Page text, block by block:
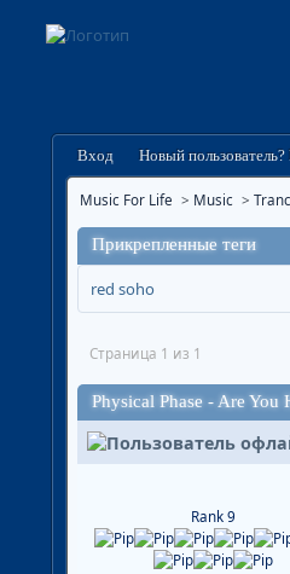
Вход Новый пользователь?
Music For Life > Music >
Прикрепленные теги
red soho
Страница 1 из 1
Physical Phase - Are You
Rank 9